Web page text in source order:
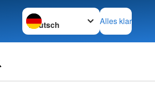
Sprache wechseln zu
Alles klar